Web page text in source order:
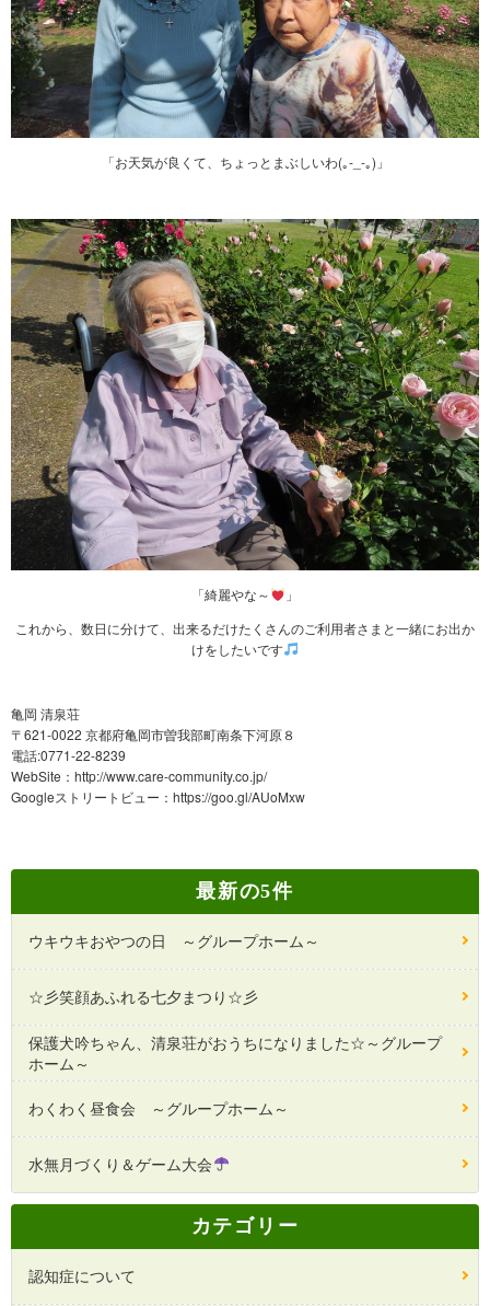
「お天気が良くて、ちょっとまぶしいわ(｡-_-｡)」
「綺麗やな～
」
これから、数日に分けて、出来るだけたくさんのご利用者さまと一緒にお出か
けをしたいです
亀岡 清泉荘
〒621-0022 京都府亀岡市曽我部町南条下河原８
電話:0771-22-8239
WebSite： http://www.care-community.co.jp/
Googleストリートビュー： https://goo.gl/AUoMxw
最新の5件
ウキウキおやつの日 ～グループホーム～
☆彡笑顔あふれる七夕まつり☆彡
保護犬吟ちゃん、清泉荘がおうちになりました☆～グループ
ホーム～
わくわく昼食会 ～グループホーム～
水無月づくり＆ゲーム大会
カテゴリー
認知症について